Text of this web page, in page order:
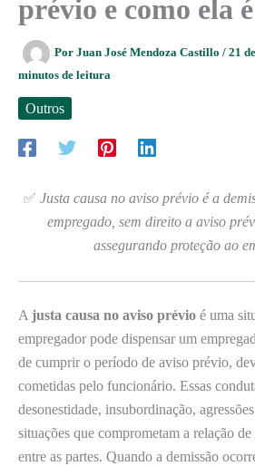
prévio e como ela
Por Juan José Mendoza Castillo / 21
minutos de leitura
Outros
✅ Justa causa no aviso prévio é a
empregado, sem direito a aviso
assegurando proteção ao
A justa causa no aviso prévio é uma
empregador pode dispensar um
de cumprir o período de aviso prévio,
cometidas pelo funcionário. Essas
desonestidade, insubordinação,
situações que comprometam a relação
entre as partes. Quando a demissão